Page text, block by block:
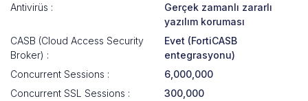
Antivirüs :
Gerçek zamanlı zararlı
yazılım koruması
CASB (Cloud Access Security
Broker) :
Evet (FortiCASB
entegrasyonu)
Concurrent Sessions :
6,000,000
Concurrent SSL Sessions :
300,000